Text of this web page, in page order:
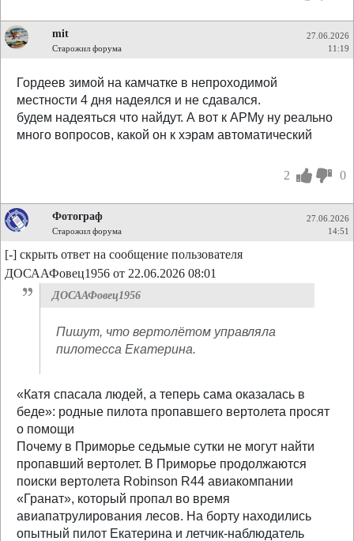
mit
Старожил форума
27.06.2026
11:19
Гордеев зимой на камчатке в непроходимой
местности 4 дня надеялся и не сдавался.
будем надеяться что найдут. А вот к АРМу ну реально
много вопросов, какой он к хэрам автоматический
2 0
Фотограф
Старожил форума
27.06.2026
14:51
[-] скрыть ответ на сообщение пользователя
ДОСААФовец1956 от 22.06.2026 08:01
ДОСААФовец1956
Пишут, что вертолётом управляла
пилотесса Екатерина.
«Катя спасала людей, а теперь сама оказалась в
беде»: родные пилота пропавшего вертолета просят
о помощи
Почему в Приморье седьмые сутки не могут найти
пропавший вертолет. В Приморье продолжаются
поиски вертолета Robinson R44 авиакомпании
«Гранат», который пропал во время
авиапатрулирования лесов. На борту находились
опытный пилот Екатерина и летчик-наблюдатель